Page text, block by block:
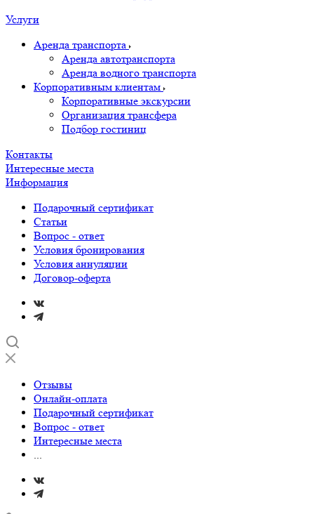
Услуги
Аренда транспорта
Аренда автотранспорта
Аренда водного транспорта
Корпоративным клиентам
Корпоративные экскурсии
Организация трансфера
Подбор гостиниц
Контакты
Интересные места
Информация
Подарочный сертификат
Статьи
Вопрос - ответ
Условия бронирования
Условия аннуляции
Договор-оферта
Отзывы
Онлайн-оплата
Подарочный сертификат
Вопрос - ответ
Интересные места
...